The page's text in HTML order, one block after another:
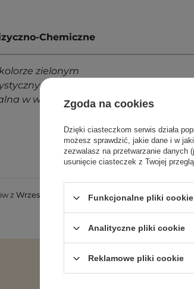
Chemiczne
zielonym
zapach trawy
w wodzie, zawiesinach i olejach
z Wrzesień 2024
Zgoda na cookies
Dzięki ciasteczkom serwis działa
możesz sprawdzić, jakie dane i w
zezwalasz na przetwarzanie danych
usunięcie ciasteczek z Twojej
Funkcjonalne pliki cookie
Analityczne pliki cookie
Reklamowe pliki cookie